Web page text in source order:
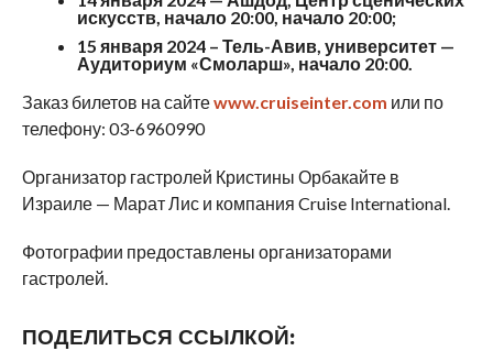
искусств, начало 20:00, начало 20:00;
15 января 2024 – Тель-Авив, университет —
Аудиториум «Смоларш», начало 20:00.
Заказ билетов на сайтеwww.cruiseinter.com или по
телефону: 03-6960990
Организатор гастролей Кристины Орбакайте в
Израиле — Марат Лис и компания Cruise International.
Фотографии предоставлены организаторами
гастролей.
ПОДЕЛИТЬСЯ ССЫЛКОЙ: